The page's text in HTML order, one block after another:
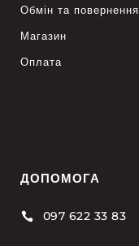
Обмін та повернення
Магазин
Оплата
ДОПОМОГА
 097 622 33 83